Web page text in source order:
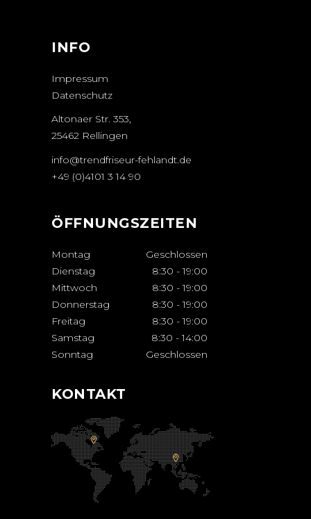
INFO
Impressum
Datenschutz
Altonaer Str. 353,
25462 Rellingen
info@trendfriseur-fehlandt.de
+49 (0)4101 3 14 90
ÖFFNUNGSZEITEN
Montag
Geschlossen
Dienstag
8:30 - 19:00
Mittwoch
8:30 - 19:00
Donnerstag
8:30 - 19:00
Freitag
8:30 - 19:00
Samstag
8:30 - 14:00
Sonntag
Geschlossen
KONTAKT